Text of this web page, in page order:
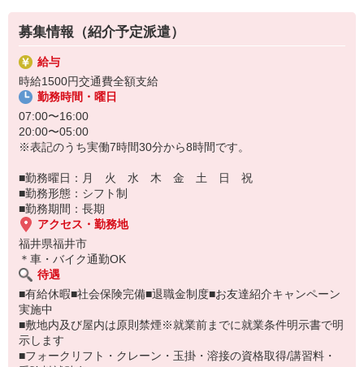
安全管理体制も万全ですので安心してご就業いただけます。
登録方法は、【オンライン】【電話】【登録会来場】の3つから
選べます♪
★★履歴書・証明写真は不要！★★
また、ご登録済の方はお仕事の紹介がスムーズです。
ご応募お待ちしています。
00円から■
派遣期間（最長6ヶ月）終了後、双方合意の上で、派遣先企業の直雇
用となります。
募集情報（紹介予定派遣）
給与
時給1500円交通費全額支給
勤務時間・曜日
07:00〜16:00
20:00〜05:00
※表記のうち実働7時間30分から8時間です。
■勤務曜日：月 火 水 木 金 土 日 祝
■勤務形態：シフト制
■勤務期間：長期
アクセス・勤務地
福井県福井市
＊車・バイク通勤OK
待遇
■有給休暇■社会保険完備■退職金制度■お友達紹介キャンペーン
実施中
■敷地内及び屋内は原則禁煙※就業前までに就業条件明示書で明
示します
■フォークリフト・クレーン・玉掛・溶接の資格取得/講習料・